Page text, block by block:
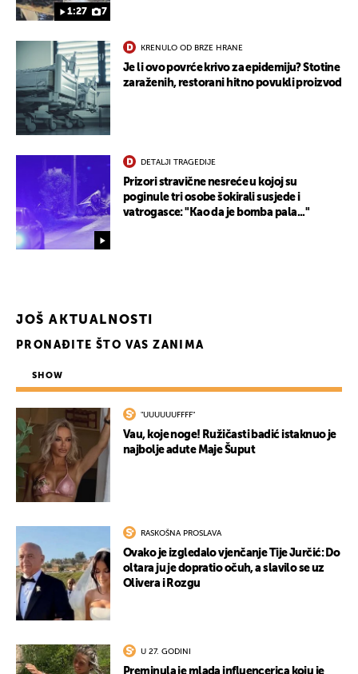
1:27 7
KRENULO OD BRZE HRANE
Je li ovo povrće krivo za epidemiju? Stotine
zaraženih, restorani hitno povukli proizvod
DETALJI TRAGEDIJE
Prizori stravične nesreće u kojoj su
poginule tri osobe šokirali susjede i
vatrogasce: "Kao da je bomba pala..."
JOŠ AKTUALNOSTI
PRONAĐITE ŠTO VAS ZANIMA
SHOW
"UUUUUUFFFF"
Vau, koje noge! Ružičasti badić istaknuo je
najbolje adute Maje Šuput
RASKOŠNA PROSLAVA
Ovako je izgledalo vjenčanje Tije Jurčić: Do
oltara ju je dopratio očuh, a slavilo se uz
Olivera i Rozgu
U 27. GODINI
Preminula je mlada influencerica koju je